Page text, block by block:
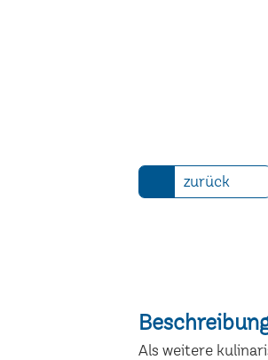
zurück
Als weitere